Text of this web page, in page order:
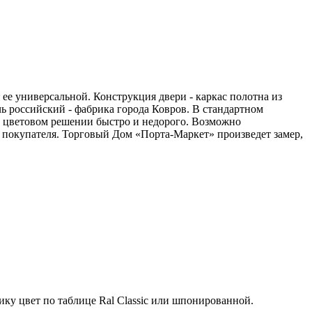
универсальной. Конструкция двери - каркас полотна из
- фабрика города Ковров. В стандартном
цветовом решении быстро и недорого. Возможно
Торговый Дом «Порта-Маркет» произведет замер,
цвет по таблице Ral Classic или шпонированной.